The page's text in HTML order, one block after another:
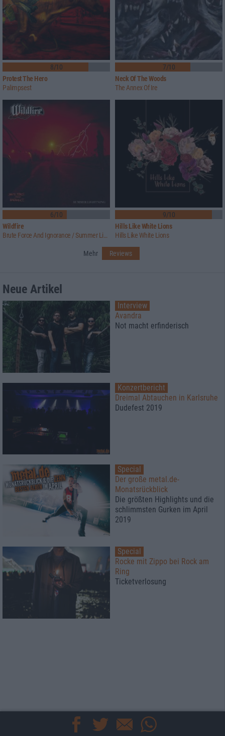
8/10
Protest The Hero
Palimpsest
7/10
Neck Of The Woods
The Annex Of Ire
6/10
Wildfire
Brute Force And Ignorance / Summer Lightning
9/10
Hills Like White Lions
Hills Like White Lions
Mehr Reviews
Neue Artikel
Interview
Avandra
Not macht erfinderisch
Konzertbericht
Dreimal Abtauchen in Karlsruhe
Dudefest 2019
Special
Der große metal.de-
Monatsrückblick
Die größten Highlights und die
schlimmsten Gurken im April
2019
Special
Rocke mit Zippo bei Rock am
Ring
Ticketverlosung